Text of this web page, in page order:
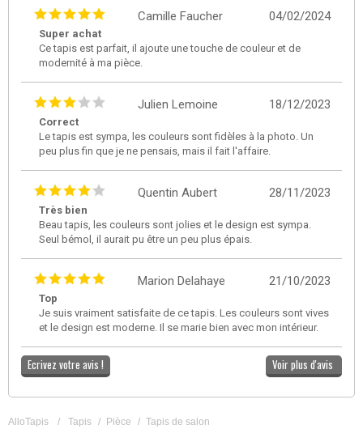
04/02/2024
Camille Faucher
Super achat
Ce tapis est parfait, il ajoute une touche de couleur et de
modernité à ma pièce.
18/12/2023
Julien Lemoine
Correct
Le tapis est sympa, les couleurs sont fidèles à la photo. Un
peu plus fin que je ne pensais, mais il fait l'affaire.
28/11/2023
Quentin Aubert
Très bien
Beau tapis, les couleurs sont jolies et le design est sympa.
Seul bémol, il aurait pu être un peu plus épais.
21/10/2023
Marion Delahaye
Top
Je suis vraiment satisfaite de ce tapis. Les couleurs sont vives
et le design est moderne. Il se marie bien avec mon intérieur.
Ecrivez votre avis ! Voir plus d'avis
AlloTapis / Tapis / Pièce / Tapis de salon